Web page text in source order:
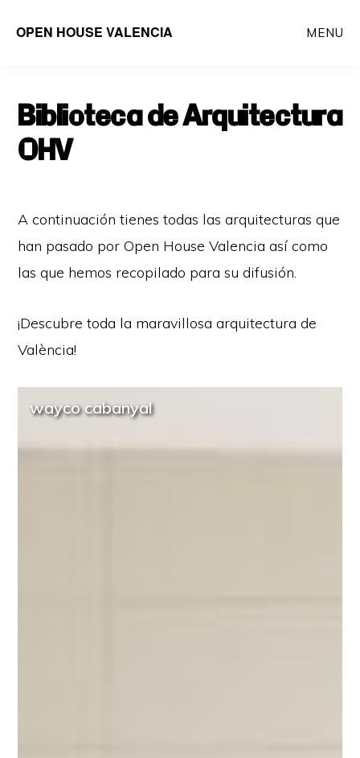
OPEN HOUSE VALENCIA MENU
Biblioteca de Arquitectura
OHV
A continuación tienes todas las arquitecturas que
han pasado por Open House Valencia así como
las que hemos recopilado para su difusión.
¡Descubre toda la maravillosa arquitectura de
València!
wayco cabanyal